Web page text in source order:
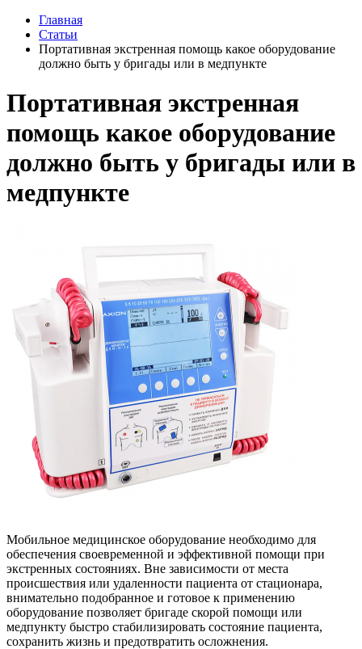
Главная
Статьи
Портативная экстренная помощь какое оборудование
должно быть у бригады или в медпункте
Портативная экстренная
помощь какое оборудование
должно быть у бригады или в
медпункте
Мобильное медицинское оборудование необходимо для
обеспечения своевременной и эффективной помощи при
экстренных состояниях. Вне зависимости от места
происшествия или удаленности пациента от стационара,
внимательно подобранное и готовое к применению
оборудование позволяет бригаде скорой помощи или
медпункту быстро стабилизировать состояние пациента,
сохранить жизнь и предотвратить осложнения.